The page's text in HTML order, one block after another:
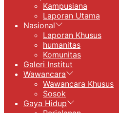
Kampusiana
Laporan Utama
Nasional
Laporan Khusus
humanitas
Komunitas
Galeri Institut
Wawancara
Wawancara Khusus
Sosok
Gaya Hidup